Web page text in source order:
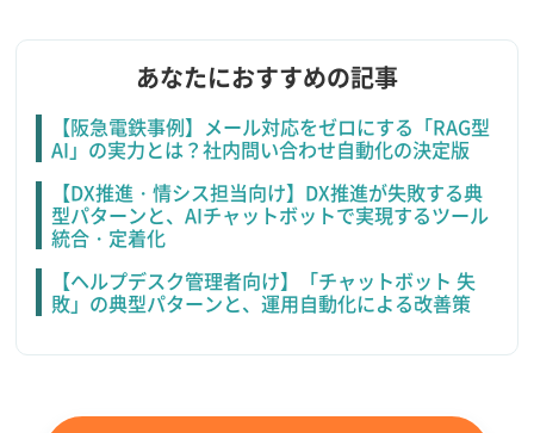
あなたにおすすめの記事
【阪急電鉄事例】メール対応をゼロにする「RAG型
AI」の実力とは？社内問い合わせ自動化の決定版
【DX推進・情シス担当向け】DX推進が失敗する典
型パターンと、AIチャットボットで実現するツール
統合・定着化
【ヘルプデスク管理者向け】「チャットボット 失
敗」の典型パターンと、運用自動化による改善策